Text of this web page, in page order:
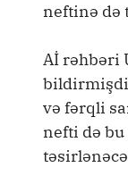
neftinə də
Aİ rəhbəri
bildirmişdi
və fərqli
nefti də